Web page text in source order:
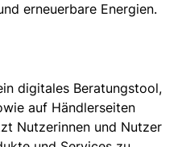
erneuerbare Energien.
digitales Beratungstool,
auf Händlerseiten
Nutzerinnen und Nutzer